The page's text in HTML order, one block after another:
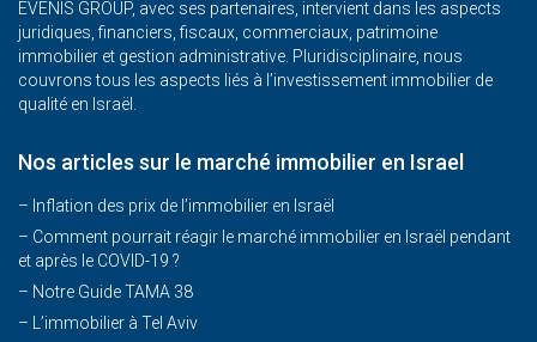
EVENIS GROUP, avec ses partenaires, intervient dans les aspects
juridiques, financiers, fiscaux, commerciaux, patrimoine
immobilier et gestion administrative. Pluridisciplinaire, nous
couvrons tous les aspects liés à l’investissement immobilier de
qualité en Israël.
Nos articles sur le marché immobilier en Israel
– Inflation des prix de l’immobilier en Israël
– Comment pourrait réagir le marché immobilier en Israël pendant
et après le COVID-19 ?
– Notre Guide TAMA 38
–
L’immobilier à Tel Aviv